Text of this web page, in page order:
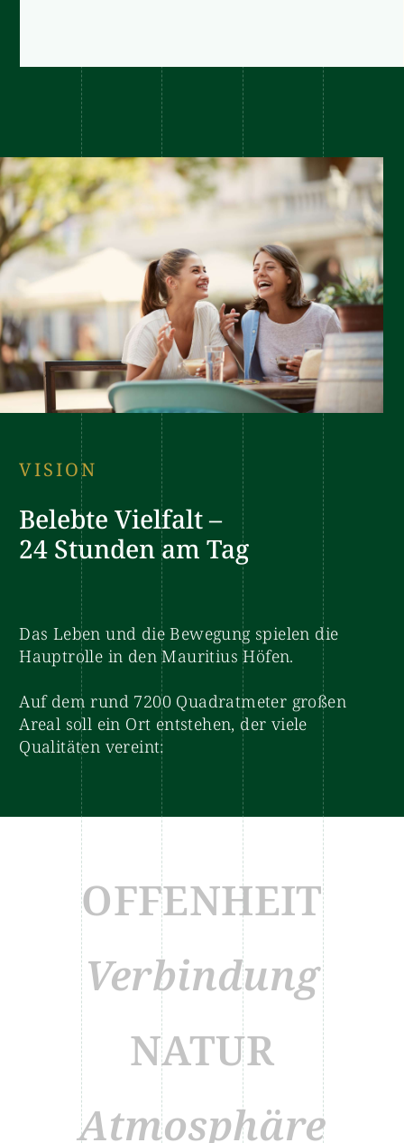
VISION
Belebte Vielfalt –
24 Stunden am Tag
Das Leben und die Bewegung spielen die
Hauptrolle in den Mauritius Höfen.
Auf dem rund 7200 Quadratmeter großen
Areal soll ein Ort entstehen, der viele
Qualitäten vereint:
OFFENHEIT
Verbindung
NATUR
Atmosphäre